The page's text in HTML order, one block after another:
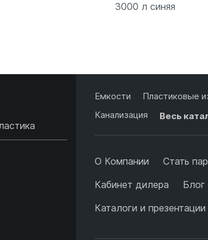
3000 л синяя
Емкости Пластиковые
Канализация
Весь
О Компании
Стать
Кабинет дилера
Блог
Каталоги и презентации